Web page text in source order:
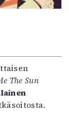
The Sun